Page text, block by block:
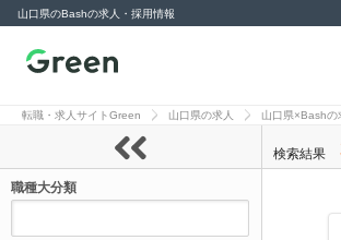
山口県のBashの求人・採用情報
Green（グリー
転職・求人サイトGreen 山口県の求人 山口県×Bashの
職種大分類
検索結果